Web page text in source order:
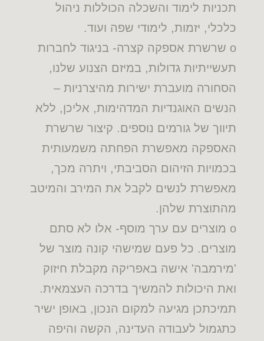
תכניות לימוד והשכלה הכוללות ניהול
כלכלי, יזמות, לימודי שפה ועוד.
o שרשרת אספקה קצרה- בניגוד לחברות
תעשייתיות גדולות, במיזם הצנוע שלנו,
הסחורה מועברת ישירות מהיצרניות –
הנשים האוגנדיות המדהימות, אליכן, ללא
תיווך של גורמים נוספים. קיצור שרשרת
האספקה מאפשרת הפחתה משמעותית
בכמויות הזיהום הסביבתי, ויתרה מכך,
מאפשרת לנשים לקבל את המירב והמיטב
מהתוצרת שלהן.
o מוצרים עם ערך מוסף- אלו לא סתם
מוצרים. כל פעם שמישהי קונה מוצר של
'מירמבה' אישה באפריקה מקבלת חיזוק
ואת היכולות להמשיך בדרכה העצמאית.
תמיכתכן מגיעה למקום הנכון, באופן ישיר
כתגמול לעבודה העדינה, הקשה והיפה